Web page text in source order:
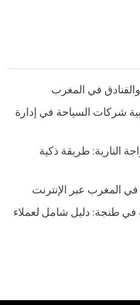
في المغرب
شركات السياحة في إدارة
النارية: طريقة ذكية
المغرب عبر الإنترنت
في طنجة: دليل شامل لعملاء